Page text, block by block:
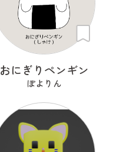
おにぎりペンギン
ぽよりん